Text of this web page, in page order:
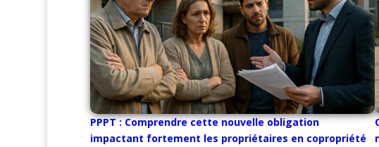
PPPT : Comprendre cette nouvelle obligation
impactant fortement les propriétaires en copropriété